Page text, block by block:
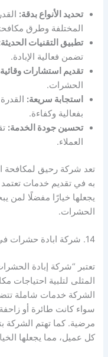
تحديد الأنواع بدقة:
المختلفة وطرق
تطبيق التقنيات
تضمن فعالية الإبادة.
تقديم استشارات
الحشرات.
استجابة سريعة:
بفعالية وكفاءة.
تحسين جودة الخدمة:
العملاء.
تعد شركة رحيق لمكافحة
به في تقديم خدمات
يجعلها خيارًا مفضلًا لمن
الحشرات.
14. شركة ابادة حشرات في جمعية عرابي
تعتبر “شركة إبادة
المثلى لتلبية احتياجات
الشركة خدمات شاملة
سواء كانت طائرة أو
مرضية. كما تهتم
كل عميل، مما يجعلها